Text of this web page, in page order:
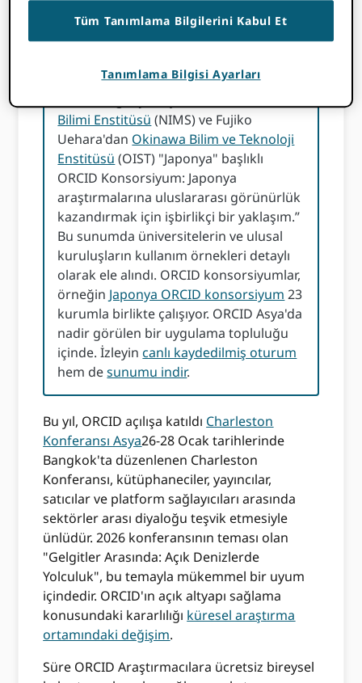
birliğine dayalı bir yaklaşım
Kosuke Tanabe ile hızlı soru-cevap
Bilimi Enstitüsü (NIMS) ve Fujiko
Uehara'dan Okinawa Bilim ve Teknoloji
Enstitüsü (OIST) "Japonya" başlıklı
ORCID Konsorsiyum: Japonya
araştırmalarına uluslararası görünürlük
kazandırmak için işbirlikçi bir yaklaşım.”
Bu sunumda üniversitelerin ve ulusal
kuruluşların kullanım örnekleri detaylı
olarak ele alındı. ORCID konsorsiyumlar,
örneğin Japonya ORCID konsorsiyum 23
kurumla birlikte çalışıyor. ORCID Asya'da
nadir görülen bir uygulama topluluğu
içinde. İzleyincanlı kaydedilmiş oturum
hem desunumu indir.
Bu yıl, ORCID açılışa katıldı Charleston
Konferansı Asya26-28 Ocak tarihlerinde
Bangkok'ta düzenlenen Charleston
Konferansı, kütüphaneciler, yayıncılar,
satıcılar ve platform sağlayıcıları arasında
sektörler arası diyaloğu teşvik etmesiyle
ünlüdür. 2026 konferansının teması olan
"Gelgitler Arasında: Açık Denizlerde
Yolculuk", bu temayla mükemmel bir uyum
içindedir. ORCID'ın açık altyapı sağlama
konusundaki kararlılığı küresel araştırma
ortamındaki değişim.
Süre ORCID Araştırmacılara ücretsiz bireysel
Tüm Tanımlama Bilgilerini Kabul Et
Tanımlama Bilgisi Ayarları